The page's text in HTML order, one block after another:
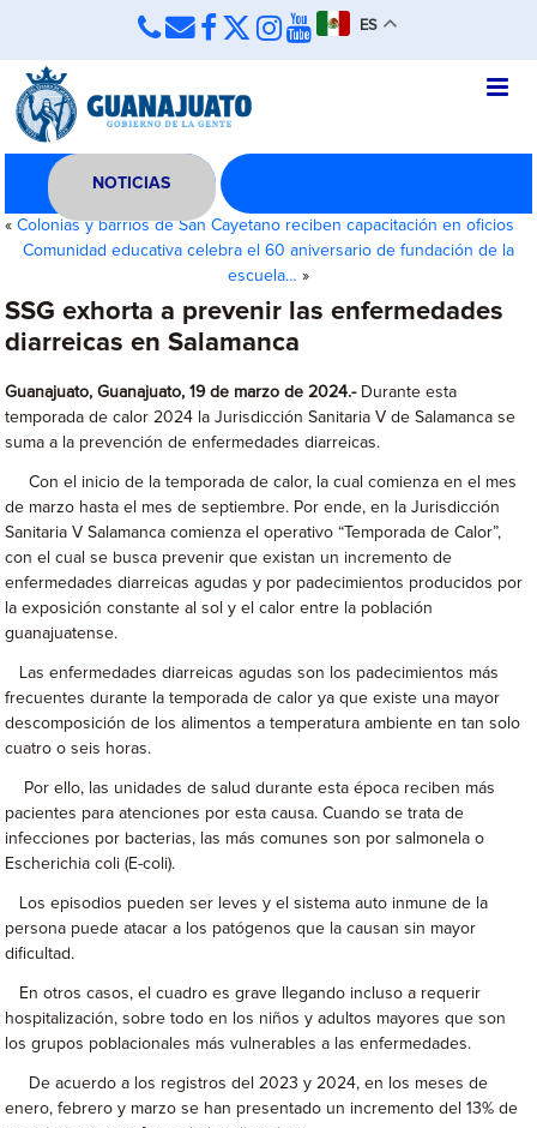
ES
NOTICIAS
«Colonias y barrios de San Cayetano reciben capacitación en oficios
Comunidad educativa celebra el 60 aniversario de fundación de la
escuela… »
SSG exhorta a prevenir las enfermedades
diarreicas en Salamanca
Guanajuato, Guanajuato, 19 de marzo de 2024.-Durante esta
temporada de calor 2024 la Jurisdicción Sanitaria V de Salamanca se
suma a la prevención de enfermedades diarreicas.
Con el inicio de la temporada de calor, la cual comienza en el mes
de marzo hasta el mes de septiembre. Por ende, en la Jurisdicción
Sanitaria V Salamanca comienza el operativo “Temporada de Calor”,
con el cual se busca prevenir que existan un incremento de
enfermedades diarreicas agudas y por padecimientos producidos por
la exposición constante al sol y el calor entre la población
guanajuatense.
Las enfermedades diarreicas agudas son los padecimientos más
frecuentes durante la temporada de calor ya que existe una mayor
descomposición de los alimentos a temperatura ambiente en tan solo
cuatro o seis horas.
Por ello, las unidades de salud durante esta época reciben más
pacientes para atenciones por esta causa. Cuando se trata de
infecciones por bacterias, las más comunes son por salmonela o
Escherichia coli (E-coli).
Los episodios pueden ser leves y el sistema auto inmune de la
persona puede atacar a los patógenos que la causan sin mayor
dificultad.
En otros casos, el cuadro es grave llegando incluso a requerir
hospitalización, sobre todo en los niños y adultos mayores que son
los grupos poblacionales más vulnerables a las enfermedades.
De acuerdo a los registros del 2023 y 2024, en los meses de
enero, febrero y marzo se han presentado un incremento del 13% de